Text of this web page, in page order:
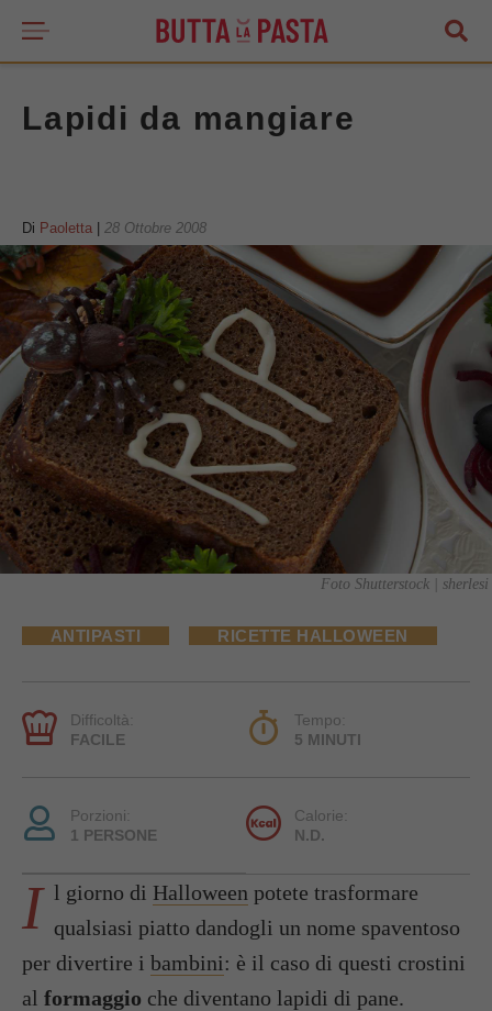
Lapidi da mangiare
Di Paoletta 28 Ottobre 2008
Foto Shutterstock | sherlesi
ANTIPASTI RICETTE HALLOWEEN
Difficoltà:
FACILE
Tempo:
5 MINUTI
Porzioni:
1 PERSONE
Calorie:
N.D.
I l giorno di Halloween potete trasformare
qualsiasi piatto dandogli un nome spaventoso
per divertire i bambini: è il caso di questi crostini
al formaggio che diventano lapidi di pane.